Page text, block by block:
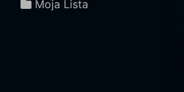
Moja Lista